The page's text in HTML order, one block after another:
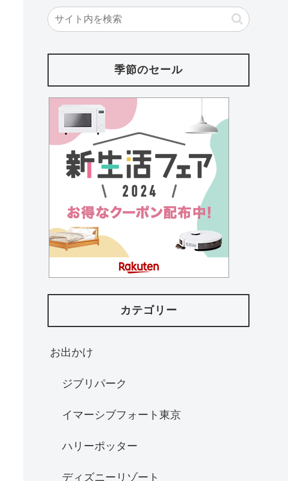
季節のセール
カテゴリー
お出かけ
ジブリパーク
イマーシブフォート東京
ハリーポッター
ディズニーリゾート